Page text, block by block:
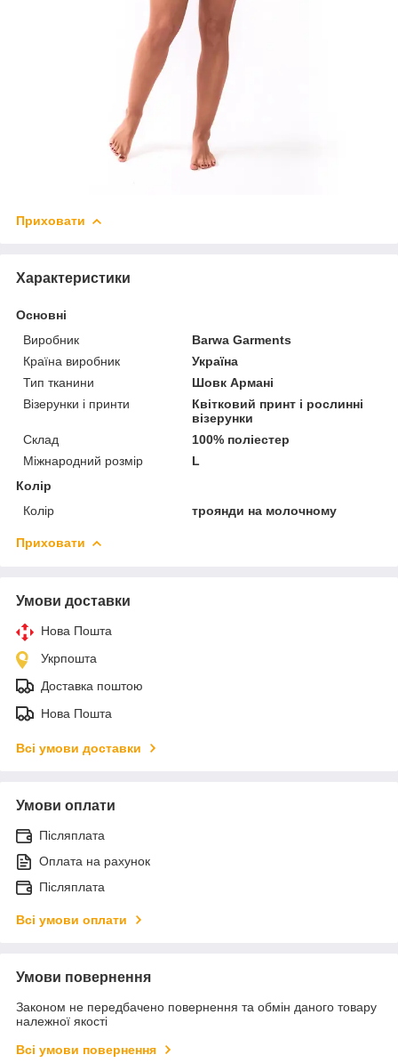
Приховати
Характеристики
Основні
Виробник
Barwa Garments
Країна виробник
Україна
Тип тканини
Шовк Армані
Візерунки і принти
Квітковий принт і рослинні
візерунки
Склад
100% поліестер
Міжнародний розмір
L
Колір
Колір
троянди на молочному
Приховати
Умови доставки
Нова Пошта
Укрпошта
Доставка поштою
Нова Пошта
Всі умови доставки
Умови оплати
Післяплата
Оплата на рахунок
Післяплата
Всі умови оплати
Умови повернення
Законом не передбачено повернення та обмін даного товару
належної якості
Всі умови повернення